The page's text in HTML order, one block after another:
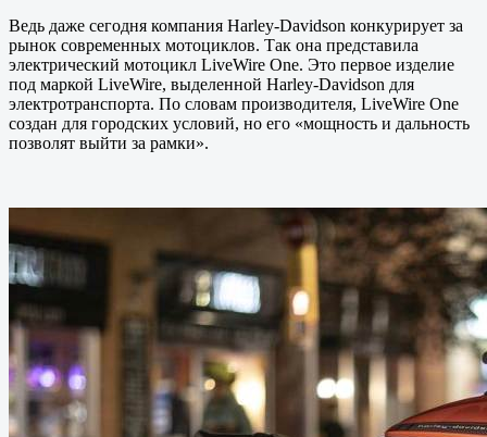
Ведь даже сегодня компания Harley-Davidson конкурирует за
рынок современных мотоциклов. Так она представила
электрический мотоцикл LiveWire One. Это первое изделие
под маркой LiveWire, выделенной Harley-Davidson для
электротранспорта. По словам производителя, LiveWire One
создан для городских условий, но его «мощность и дальность
позволят выйти за рамки».